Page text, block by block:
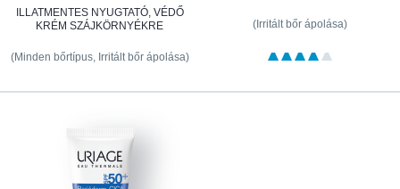
ILLATMENTES NYUGTATÓ, VÉDŐ
KRÉM SZÁJKÖRNYÉKRE
(Minden bőrtípus, Irritált bőr ápolása)
(Irritált bőr ápolása)